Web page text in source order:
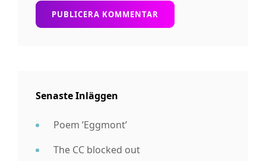
Senaste Inläggen
Poem ’Eggmont’
The CC blocked out